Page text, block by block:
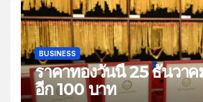
BUSINESS
ราคาทองวันนี้ 25 ธันวา
อีก 100 บาท